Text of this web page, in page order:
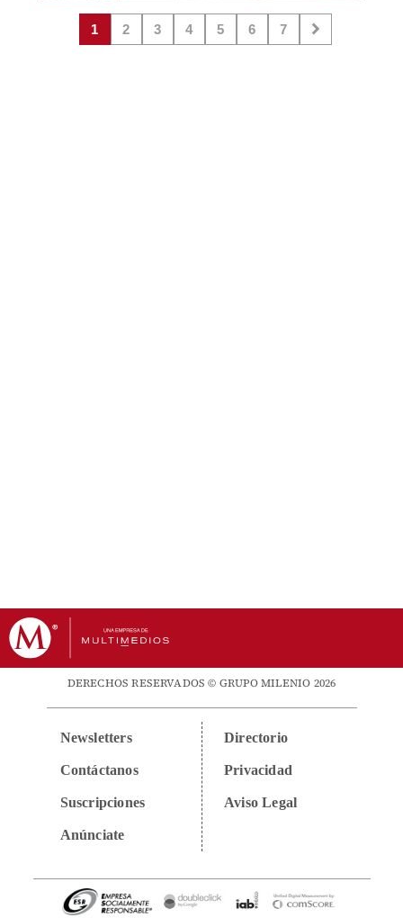
1 2 3 4 5 6 7
DERECHOS RESERVADOS © GRUPO MILENIO 2026
Newsletters
Contáctanos
Suscripciones
Anúnciate
Directorio
Privacidad
Aviso Legal